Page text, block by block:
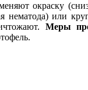
меняют окраску
нематода) или
Меры